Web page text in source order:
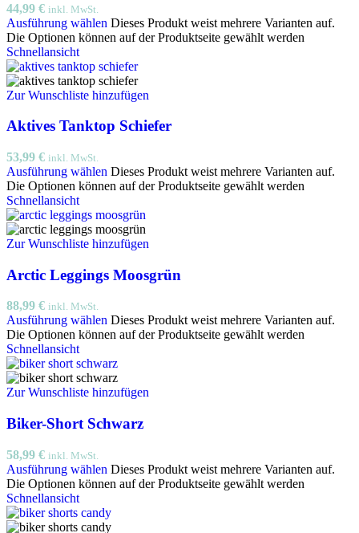
44,99 € inkl. MwSt.
Ausführung wählen Dieses Produkt weist mehrere Varianten auf.
Die Optionen können auf der Produktseite gewählt werden
Schnellansicht
Zur Wunschliste hinzufügen
Aktives Tanktop Schiefer
53,99 € inkl. MwSt.
Ausführung wählen Dieses Produkt weist mehrere Varianten auf.
Die Optionen können auf der Produktseite gewählt werden
Schnellansicht
Zur Wunschliste hinzufügen
Arctic Leggings Moosgrün
88,99 € inkl. MwSt.
Ausführung wählen Dieses Produkt weist mehrere Varianten auf.
Die Optionen können auf der Produktseite gewählt werden
Schnellansicht
Zur Wunschliste hinzufügen
Biker-Short Schwarz
58,99 € inkl. MwSt.
Ausführung wählen Dieses Produkt weist mehrere Varianten auf.
Die Optionen können auf der Produktseite gewählt werden
Schnellansicht